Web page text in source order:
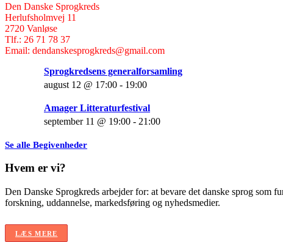
Den Danske Sprogkreds
Herlufsholmvej 11
2720 Vanløse
Tlf.: 26 71 78 37
Email: dendanskesprogkreds@gmail.com
Sprogkredsens generalforsamling
august 12 @ 17:00 - 19:00
Amager Litteraturfestival
september 11 @ 19:00 - 21:00
Se alle Begivenheder
Hvem er vi?
Den Danske Sprogkreds arbejder for: at bevare det danske sprog som
forskning, uddannelse, markedsføring og nyhedsmedier.
LÆS MERE